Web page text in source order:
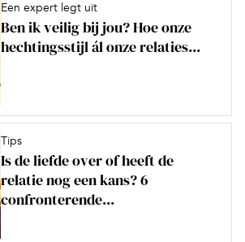
Een expert legt uit
Ben ik veilig bij jou? Hoe onze
hechtingsstijl ál onze relaties...
Tips
Is de liefde over of heeft de
relatie nog een kans? 6
confronterende...